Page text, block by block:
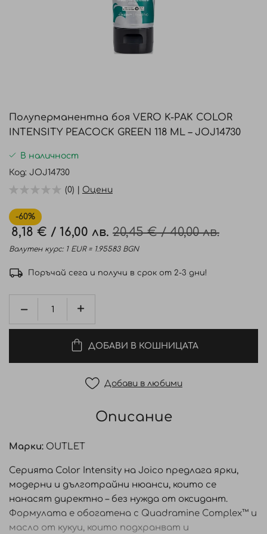
началото
на
галерия
със
Полуперманентна боя VERO K-PAK COLOR
INTENSITY PEACOCK GREEN 118 ML – JOJ14730
В наличност
Код JOJ14730
(0) | Оцени
-60%
Промо
цена
8,18 € / 16,00 лв. 20,45 €/40,00 лв.
Валутен курс: 1 EUR = 1.95583 BGN
Поръчай сега и получи в срок от 2-3 дни!
ДОБАВИ В КОШНИЦАТА
Добави в любими
Описание
Марки: OUTLET
Серията Color Intensity на Joico предлага ярки,
модерни и дълготрайни нюанси, които се
нанасят директно – без нужда от оксидант.
Формулата е обогатена с Quadramine Complex™ и
масло от кукуи, които подхранват и